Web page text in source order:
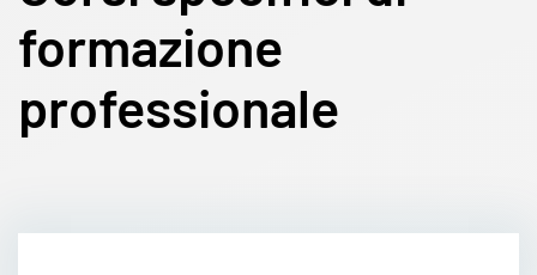
formazione
professionale